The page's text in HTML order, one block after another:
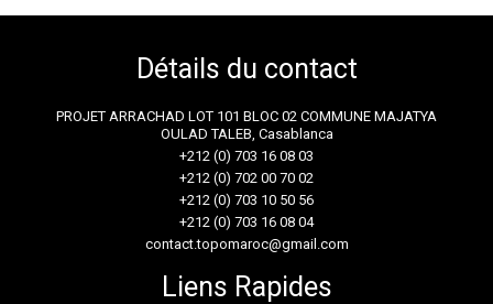
Détails du contact
PROJET ARRACHAD LOT 101 BLOC 02 COMMUNE MAJATYA
OULAD TALEB, Casablanca
+212 (0) 703 16 08 03
+212 (0) 702 00 70 02
+212 (0) 703 10 50 56
+212 (0) 703 16 08 04
contact.topomaroc@gmail.com
Liens Rapides